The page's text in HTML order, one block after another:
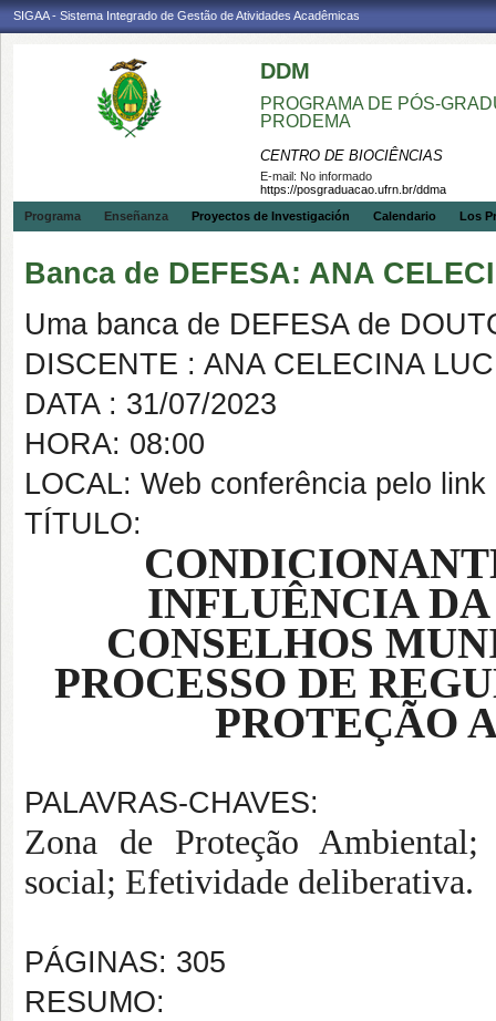
SIGAA - Sistema Integrado de Gestão de Atividades Acadêmicas
DDM
PROGRAMA DE PÓS-
PRODEMA
CENTRO DE BIOCIÊNCIAS
E-mail: No informado
https://posgraduacao.ufrn.br/ddma
Programa
Enseñanza Proyectos de Investigación Calendario Los
Banca de DEFESA: ANA
Uma banca de DEFESA de
DISCENTE : ANA CELECINA
DATA : 31/07/2023
HORA: 08:00
LOCAL: Web conferência pelo
TÍTULO:
INFLUÊNCIA
CONSELHOS
PROCESSO DE
PROTEÇÃO
PALAVRAS-CHAVES:
Zona de Proteção Ambiental;
social; Efetividade deliberativa.
PÁGINAS: 305
RESUMO: